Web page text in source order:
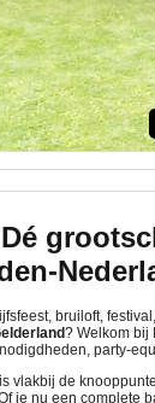
bruiloft,
? Welkom bij
party-
vlakbij de
je nu een complete